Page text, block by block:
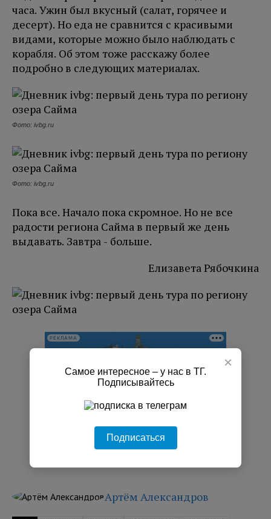
часа. Ужин был вкусный (салат, горячее и
десерт). Но еда не сравнится с красивыми
видами, которые можно было наблюдать с
корабля. Об этом тоже расскажу более
подробно в следующих материалах.
Фото: ivbg.ru
Фото: ivbg.ru
Пока все. Начало пока скромное. Но не все
радости региона Сайма в первый же день
выдавать. Завтра - больше.
Елизавета Рябочкина
РЕКЛАМА
Артём Александров
×
Самое интересное – у нас в ТГ.
Подписывайтесь
Подписаться